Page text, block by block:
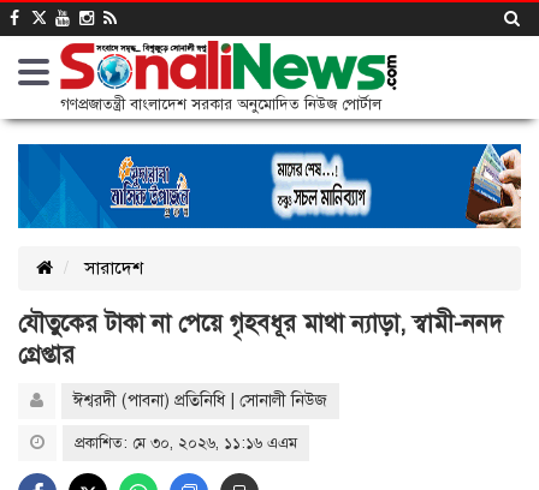
গণপ্রজাতন্ত্রী বাংলাদেশ সরকার অনুমোদিত নিউজ পোর্টাল
সারাদেশ
যৌতুকের টাকা না পেয়ে গৃহবধূর মাথা ন্যাড়া, স্বামী-ননদ
গ্রেপ্তার
ঈশ্বরদী (পাবনা) প্রতিনিধি | সোনালী নিউজ
প্রকাশিত: মে ৩০, ২০২৬, ১১:১৬ এএম